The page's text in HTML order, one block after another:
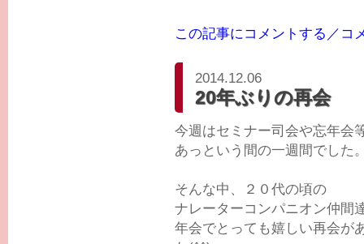
この記事にコメントする／コ
2014.12.06
20年ぶりの再会
今週はセミナー司会や忘年会
あっという間の一週間でした
そんな中、２０代の頃の
ナレーターコンパニオン仲間
年会でとっても嬉しい再会が